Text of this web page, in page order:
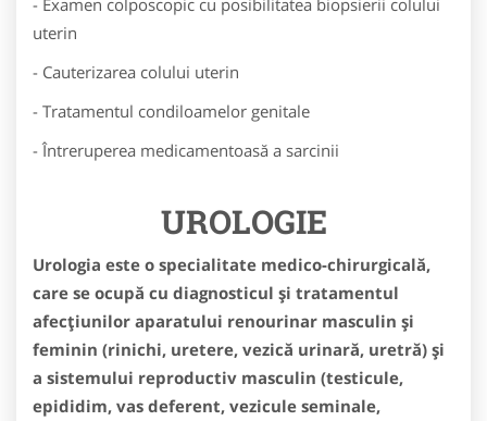
uterin
- Cauterizarea colului uterin
- Tratamentul condiloamelor genitale
- Întreruperea medicamentoasă a sarcinii
UROLOGIE
Urologia este o specialitate medico-chirurgicală,
care se ocupă cu diagnosticul și tratamentul
afecțiunilor aparatului renourinar masculin și
feminin (rinichi, uretere, vezică urinară, uretră) și
a sistemului reproductiv masculin (testicule,
epididim, vas deferent, vezicule seminale,